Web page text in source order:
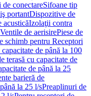
de conectareSifoane tip
portantDispozitive de
acusticăIzolaţii contra
Ventile de aerisirePiese de
schimb pentru Receptori
de până la 100
terasă cu capacitate de
de până la 25
barieră de
la 25 l/sPreaplinuri de